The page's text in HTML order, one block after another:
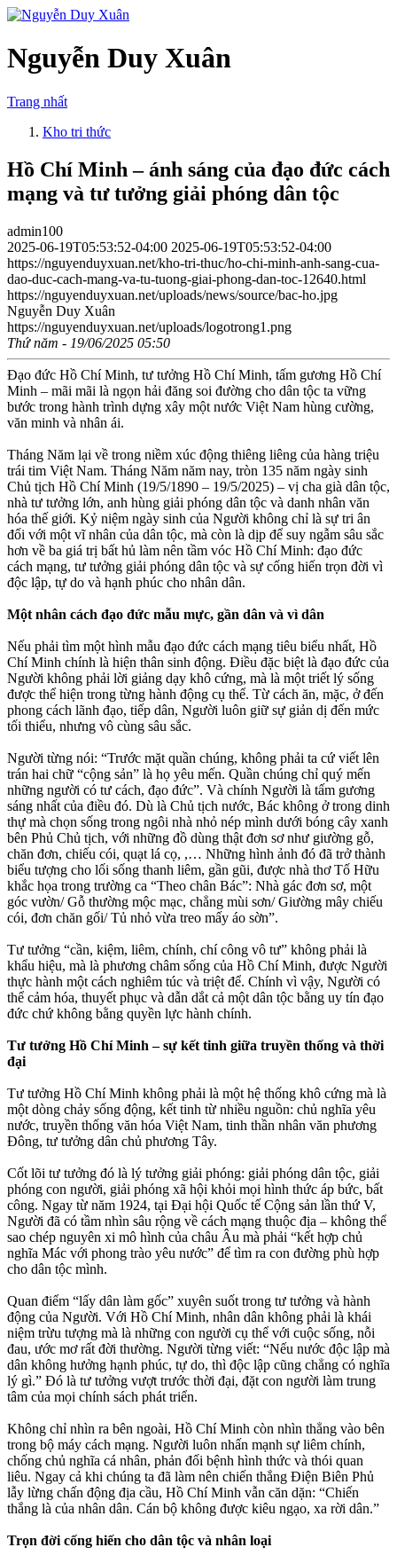
Nguyễn Duy Xuân
Trang nhất
Kho tri thức
Hồ Chí Minh – ánh sáng của đạo đức cách
mạng và tư tưởng giải phóng dân tộc
admin100
2025-06-19T05:53:52-04:00 2025-06-19T05:53:52-04:00
https://nguyenduyxuan.net/kho-tri-thuc/ho-chi-minh-anh-sang-cua-
dao-duc-cach-mang-va-tu-tuong-giai-phong-dan-toc-12640.html
https://nguyenduyxuan.net/uploads/news/source/bac-ho.jpg
Nguyễn Duy Xuân
https://nguyenduyxuan.net/uploads/logotrong1.png
Thứ năm - 19/06/2025 05:50
Đạo đức Hồ Chí Minh, tư tưởng Hồ Chí Minh, tấm gương Hồ Chí
Minh – mãi mãi là ngọn hải đăng soi đường cho dân tộc ta vững
bước trong hành trình dựng xây một nước Việt Nam hùng cường,
văn minh và nhân ái.
Tháng Năm lại về trong niềm xúc động thiêng liêng của hàng triệu
trái tim Việt Nam. Tháng Năm năm nay, tròn 135 năm ngày sinh
Chủ tịch Hồ Chí Minh (19/5/1890 – 19/5/2025) – vị cha già dân tộc,
nhà tư tưởng lớn, anh hùng giải phóng dân tộc và danh nhân văn
hóa thế giới. Kỷ niệm ngày sinh của Người không chỉ là sự tri ân
đối với một vĩ nhân của dân tộc, mà còn là dịp để suy ngẫm sâu sắc
hơn về ba giá trị bất hủ làm nên tầm vóc Hồ Chí Minh: đạo đức
cách mạng, tư tưởng giải phóng dân tộc và sự cống hiến trọn đời vì
độc lập, tự do và hạnh phúc cho nhân dân.
Một nhân cách đạo đức mẫu mực, gần dân và vì dân
Nếu phải tìm một hình mẫu đạo đức cách mạng tiêu biểu nhất, Hồ
Chí Minh chính là hiện thân sinh động. Điều đặc biệt là đạo đức của
Người không phải lời giảng dạy khô cứng, mà là một triết lý sống
được thể hiện trong từng hành động cụ thể. Từ cách ăn, mặc, ở đến
phong cách lãnh đạo, tiếp dân, Người luôn giữ sự giản dị đến mức
tối thiểu, nhưng vô cùng sâu sắc.
Người từng nói: “Trước mặt quần chúng, không phải ta cứ viết lên
trán hai chữ “cộng sản” là họ yêu mến. Quần chúng chỉ quý mến
những người có tư cách, đạo đức”. Và chính Người là tấm gương
sáng nhất của điều đó. Dù là Chủ tịch nước, Bác không ở trong dinh
thự mà chọn sống trong ngôi nhà nhỏ nép mình dưới bóng cây xanh
bên Phủ Chủ tịch, với những đồ dùng thật đơn sơ như giường gỗ,
chăn đơn, chiếu cói, quạt lá cọ, ,… Những hình ảnh đó đã trở thành
biểu tượng cho lối sống thanh liêm, gần gũi, được nhà thơ Tố Hữu
khắc họa trong trường ca “Theo chân Bác”: Nhà gác đơn sơ, một
góc vườn/ Gỗ thường mộc mạc, chẳng mùi sơn/ Giường mây chiếu
cói, đơn chăn gối/ Tủ nhỏ vừa treo mấy áo sờn”.
Tư tưởng “cần, kiệm, liêm, chính, chí công vô tư” không phải là
khẩu hiệu, mà là phương châm sống của Hồ Chí Minh, được Người
thực hành một cách nghiêm túc và triệt để. Chính vì vậy, Người có
thể cảm hóa, thuyết phục và dẫn dắt cả một dân tộc bằng uy tín đạo
đức chứ không bằng quyền lực hành chính.
Tư tưởng Hồ Chí Minh – sự kết tinh giữa truyền thống và thời
đại
Tư tưởng Hồ Chí Minh không phải là một hệ thống khô cứng mà là
một dòng chảy sống động, kết tinh từ nhiều nguồn: chủ nghĩa yêu
nước, truyền thống văn hóa Việt Nam, tinh thần nhân văn phương
Đông, tư tưởng dân chủ phương Tây.
Cốt lõi tư tưởng đó là lý tưởng giải phóng: giải phóng dân tộc, giải
phóng con người, giải phóng xã hội khỏi mọi hình thức áp bức, bất
công. Ngay từ năm 1924, tại Đại hội Quốc tế Cộng sản lần thứ V,
Người đã có tầm nhìn sâu rộng về cách mạng thuộc địa – không thể
sao chép nguyên xi mô hình của châu Âu mà phải “kết hợp chủ
nghĩa Mác với phong trào yêu nước” để tìm ra con đường phù hợp
cho dân tộc mình.
Quan điểm “lấy dân làm gốc” xuyên suốt trong tư tưởng và hành
động của Người. Với Hồ Chí Minh, nhân dân không phải là khái
niệm trừu tượng mà là những con người cụ thể với cuộc sống, nỗi
đau, ước mơ rất đời thường. Người từng viết: “Nếu nước độc lập mà
dân không hưởng hạnh phúc, tự do, thì độc lập cũng chẳng có nghĩa
lý gì.” Đó là tư tưởng vượt trước thời đại, đặt con người làm trung
tâm của mọi chính sách phát triển.
Không chỉ nhìn ra bên ngoài, Hồ Chí Minh còn nhìn thẳng vào bên
trong bộ máy cách mạng. Người luôn nhấn mạnh sự liêm chính,
chống chủ nghĩa cá nhân, phản đối bệnh hình thức và thói quan
liêu. Ngay cả khi chúng ta đã làm nên chiến thắng Điện Biên Phủ
lẫy lừng chấn động địa cầu, Hồ Chí Minh vẫn căn dặn: “Chiến
thắng là của nhân dân. Cán bộ không được kiêu ngạo, xa rời dân.”
Trọn đời cống hiến cho dân tộc và nhân loại